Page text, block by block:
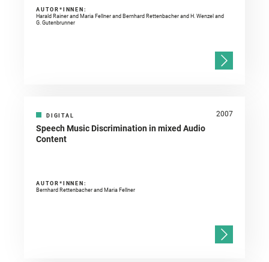
AUTOR*INNEN:
Harald Rainer and Maria Fellner and Bernhard Rettenbacher and H. Wenzel and
G. Gutenbrunner
DIGITAL 2007
Speech Music Discrimination in mixed Audio
Content
AUTOR*INNEN:
Bernhard Rettenbacher and Maria Fellner